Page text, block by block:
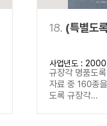
18. (특별도
사업년도 : 2000
규장각 명품도
자료 중 160종
도록 규장각...